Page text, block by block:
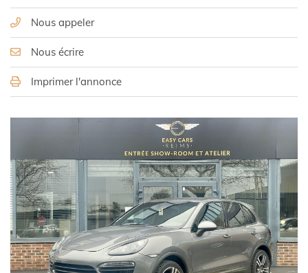
Nous appeler
Nous écrire
Imprimer l'annonce